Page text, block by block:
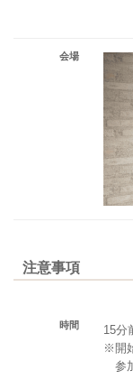
会場
注意事項
時間
15分
※開
参